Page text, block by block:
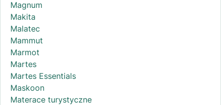
Magnum
Makita
Malatec
Mammut
Marmot
Martes
Martes Essentials
Maskoon
Materace turystyczne